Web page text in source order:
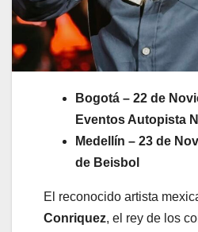
Bogotá – 22 de
Eventos Autopista
Medellín – 23 de
de Beisbol
El reconocido artista
Conriquez, el rey de los